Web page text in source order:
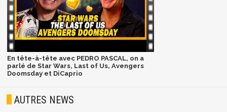
En tête-à-tête avec PEDRO PASCAL, on a
parlé de Star Wars, Last of Us, Avengers
Doomsday et DiCaprio
AUTRES NEWS